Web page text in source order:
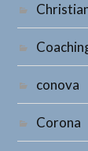
conova
Corona